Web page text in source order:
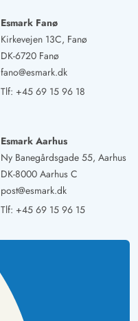
Esmark Fanø
Kirkevejen 13C, Fanø
DK-6720 Fanø
fano@esmark.dk
Tlf: +45 69 15 96 18
Esmark Aarhus
Ny Banegårdsgade 55, Aarhus
DK-8000 Aarhus C
post@esmark.dk
Tlf: +45 69 15 96 15